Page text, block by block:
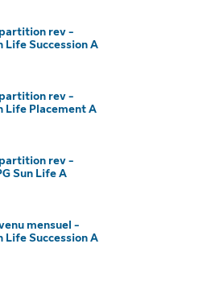
rev -
Life Succession A
rev -
Life Placement A
rev -
Sun Life A
mensuel -
Life Succession A